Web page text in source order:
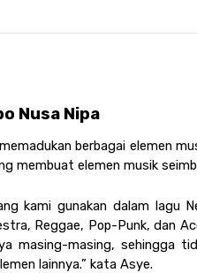
Nusa Nipa
memadukan berbagai elemen
membuat elemen musik
kami gunakan dalam lagu
Reggae, Pop-Punk, dan
masing-masing, sehingga
lainnya.” kata Asye.